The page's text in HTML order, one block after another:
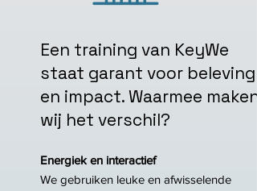
Een training van KeyWe
staat garant voor beleving
en impact. Waarmee maken
wij het verschil?
Energiek en interactief
We gebruiken leuke en afwisselende